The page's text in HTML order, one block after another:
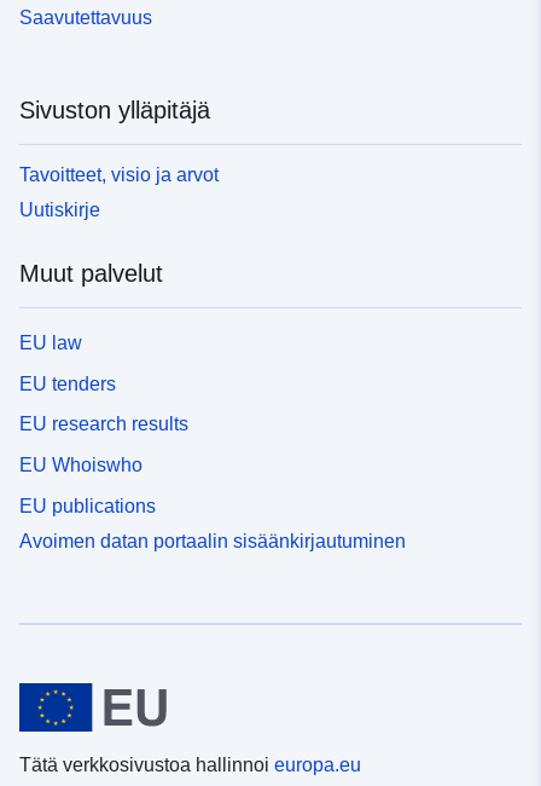
Saavutettavuus
Sivuston ylläpitäjä
Tavoitteet, visio ja arvot
Uutiskirje
Muut palvelut
EU law
EU tenders
EU research results
EU Whoiswho
EU publications
Avoimen datan portaalin sisäänkirjautuminen
Tätä verkkosivustoa hallinnoi europa.eu